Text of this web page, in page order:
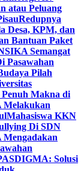
atau Peluang
Redupnya
Desa, KPM, dan
Bantuan Paket
Semangat
Pasawahan
Pilah
Makna di
Melakukan
Mahasiswa KKN
Di SDN
Solusi